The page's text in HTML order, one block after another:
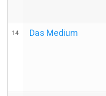
14 Das Medium